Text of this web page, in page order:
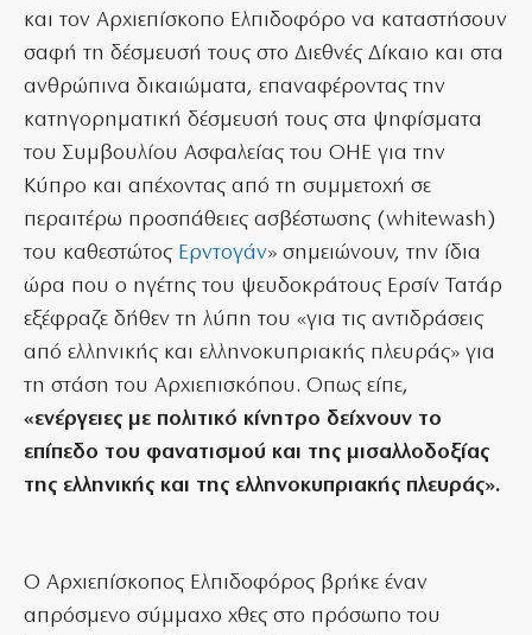
και τον Αρχιεπίσκοπο Ελπιδοφόρο να καταστήσουν
σαφή τη δέσμευσή τους στο Διεθνές Δίκαιο και στα
ανθρώπινα δικαιώματα, επαναφέροντας την
κατηγορηματική δέσμευσή τους στα ψηφίσματα
του Συμβουλίου Ασφαλείας του ΟΗΕ για την
Κύπρο και απέχοντας από τη συμμετοχή σε
περαιτέρω προσπάθειες ασβέστωσης (whitewash)
του καθεστώτος Ερντογάν» σημειώνουν, την ίδια
ώρα που ο ηγέτης του ψευδοκράτους Ερσίν Τατάρ
εξέφραζε δήθεν τη λύπη του «για τις αντιδράσεις
από ελληνικής και ελληνοκυπριακής πλευράς» για
τη στάση του Αρχιεπισκόπου. Οπως είπε,
«ενέργειες με πολιτικό κίνητρο δείχνουν το
επίπεδο του φανατισμού και της μισαλλοδοξίας
της ελληνικής και της ελληνοκυπριακής πλευράς».
Ο Αρχιεπίσκοπος Ελπιδοφόρος βρήκε έναν
απρόσμενο σύμμαχο χθες στο πρόσωπο του